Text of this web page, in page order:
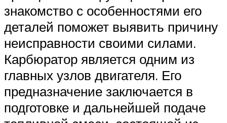
знакомство с особенностями его
деталей поможет выявить причину
неисправности своими силами.
Карбюратор является одним из
главных узлов двигателя. Его
предназначение заключается в
подготовке и дальнейшей подаче